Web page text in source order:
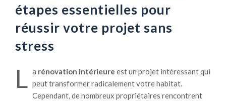
étapes essentielles pour
réussir votre projet sans
stress
L a rénovation intérieure est un projet intéressant qui
peut transformer radicalement votre habitat.
Cependant, de nombreux propriétaires rencontrent